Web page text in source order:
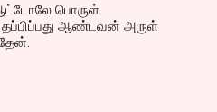
பொருள்.
தப்பிப்பது ஆண்டவன் அருள்